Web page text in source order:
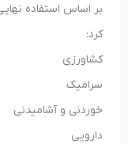
بر اساس استفاده
کرد:
کشاورزی
سرامیک
خوردنی و آشامیدنی
دارویی